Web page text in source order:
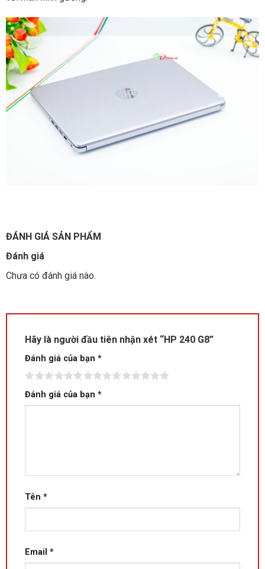
ĐÁNH GIÁ SẢN PHẨM
Đánh giá
Chưa có đánh giá nào.
Hãy là người đầu tiên nhận xét “HP 240 G8”
Đánh giá của bạn *
Đánh giá của bạn *
Tên *
Email *